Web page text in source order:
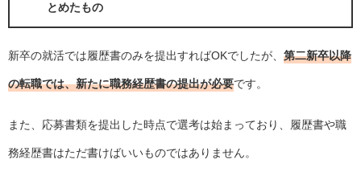
とめたもの
新卒の就活では履歴書のみを提出すればOKでしたが、 第二新卒以降
の転職では、新たに職務経歴書の提出が必要です。
また、応募書類を提出した時点で選考は始まっており、履歴書や職
務経歴書はただ書けばいいものではありません。